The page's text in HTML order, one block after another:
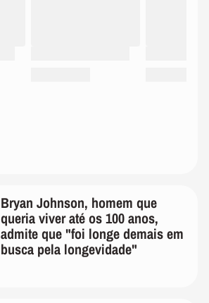
Bryan Johnson, homem que
queria viver até os 100 anos,
admite que "foi longe demais em
busca pela longevidade"